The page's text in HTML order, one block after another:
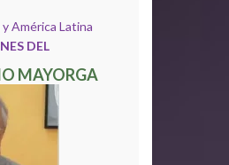
América Latina
DEL
MAYORGA